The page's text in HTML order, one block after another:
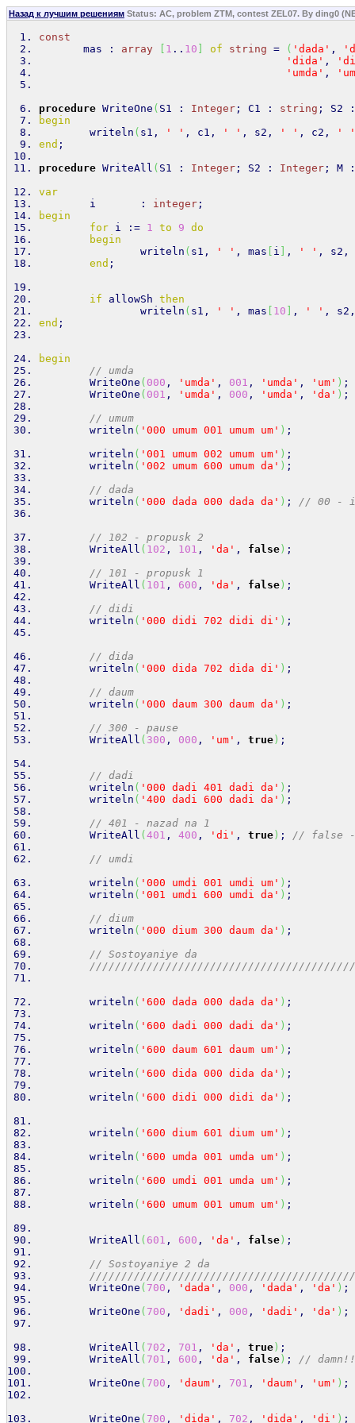
Назад к лучшим решениям Status: AC, problem ZTM, contest ZEL07. By ding0
const
       mas :
array 1 .. 10 of string = ( 'dada' ,
'dida' ,
'umda' ,
procedure WriteOne ( S1 : Integer ; C1 : string ; S2
begin
writeln ( s1, ' ' , c1, ' ' , s2, ' ' , c2,
' '
end ;
procedure WriteAll ( S1 : Integer ; S2 : Integer ; M
var
        i       :
integer ;
begin
for i := 1 to 9 do
begin
writeln ( s1, ' ' , mas i , ' ' , s2,
end ;
if allowSh then
writeln ( s1, ' ' , mas 10 , ' ' ,
end ;
begin
// umda
        WriteOne
( 000 , 'umda' , 001 , 'umda' , 'um' ) ;
        WriteOne
( 001 , 'umda' , 000 , 'umda' , 'da' ) ;
// umum
writeln ( '000 umum 001 umum um' ) ;
writeln ( '001 umum 002 umum um' ) ;
writeln ( '002 umum 600 umum da' ) ;
// dada
writeln ( '000 dada 000 dada da' ) ; // 00 -
// 102 - propusk 2
        WriteAll
( 102 , 101 , 'da' , false ) ;
// 101 - propusk 1
        WriteAll
( 101 , 600 , 'da' , false ) ;
// didi
writeln ( '000 didi 702 didi di' ) ;
// dida
writeln ( '000 dida 702 dida di' ) ;
// daum
writeln ( '000 daum 300 daum da' ) ;
// 300 - pause
        WriteAll
( 300 , 000 , 'um' , true ) ;
// dadi
writeln ( '000 dadi 401 dadi da' ) ;
writeln ( '400 dadi 600 dadi da' ) ;
// 401 - nazad na 1
        WriteAll
( 401 , 400 , 'di' , true ) ; // false -
// umdi
writeln ( '000 umdi 001 umdi um' ) ;
writeln ( '001 umdi 600 umdi da' ) ;
// dium
writeln ( '000 dium 300 daum da' ) ;
// Sostoyaniye da
writeln ( '600 dada 000 dada da' ) ;
writeln ( '600 dadi 000 dadi da' ) ;
writeln ( '600 daum 601 daum um' ) ;
writeln ( '600 dida 000 dida da' ) ;
writeln ( '600 didi 000 didi da' ) ;
writeln ( '600 dium 601 dium um' ) ;
writeln ( '600 umda 001 umda um' ) ;
writeln ( '600 umdi 001 umda um' ) ;
writeln ( '600 umum 001 umum um' ) ;
        WriteAll
( 601 , 600 , 'da' , false ) ;
// Sostoyaniye 2 da
        WriteOne
( 700 , 'dada' , 000 , 'dada' , 'da' ) ;
        WriteOne
( 700 , 'dadi' , 000 , 'dadi' , 'da' ) ;
        WriteAll
( 702 , 701 , 'da' , true ) ;
        WriteAll
( 701 , 600 , 'da' , false ) ; // damn!!
        WriteOne
( 700 , 'daum' , 701 , 'daum' , 'um' ) ;
        WriteOne
( 700 , 'dida' , 702 , 'dida' , 'di' ) ;